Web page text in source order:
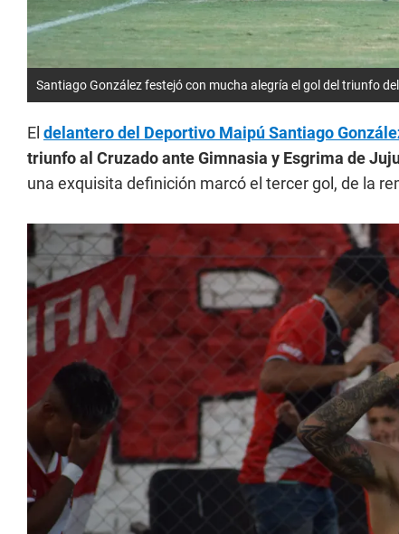
Santiago González festejó con mucha alegría el gol del triunfo
El delantero del Deportivo Maipú Santiago
triunfo al Cruzado ante Gimnasia y Esgrima de
una exquisita definición marcó el tercer gol, de la